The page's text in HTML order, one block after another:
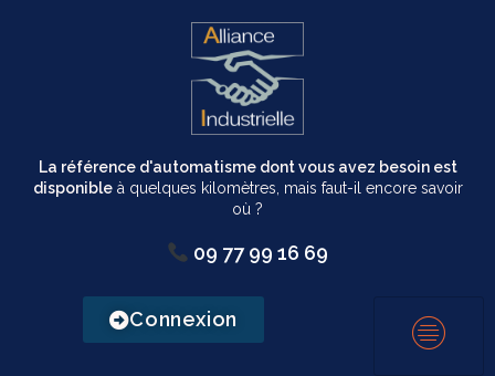
La référence d'automatisme dont vous avez besoin est
disponibleà quelques kilomètres, mais faut-il encore savoir
où ?
09 77 99 16 69
Connexion